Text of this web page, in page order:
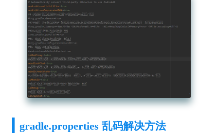
gradle.properties 乱码解决方法